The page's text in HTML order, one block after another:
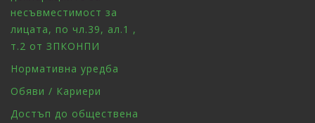
несъвместимост за
лицата, по чл.39, ал.1 ,
т.2 от ЗПКОНПИ
Нормативна уредба
Обяви / Кариери
Достъп до обществена